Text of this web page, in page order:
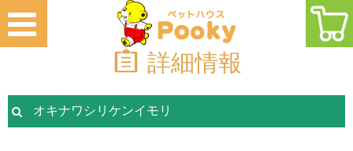
詳細情報
オキナワシリケンイモリ